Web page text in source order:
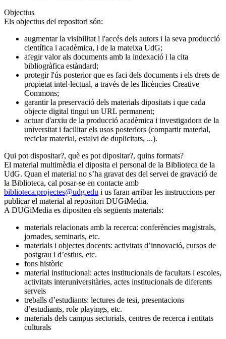
Objectius
Els objectius del repositori són:
augmentar la visibilitat i l'accés dels autors i la seva producció
científica i acadèmica, i de la mateixa UdG;
afegir valor als documents amb la indexació i la cita
bibliogràfica estàndard;
protegir l'ús posterior que es faci dels documents i els drets de
propietat intel·lectual, a través de les llicències Creative
Commons;
garantir la preservació dels materials dipositats i que cada
objecte digital tingui un URL permanent;
actuar d'arxiu de la producció acadèmica i investigadora de la
universitat i facilitar els usos posteriors (compartir material,
reciclar material, estalvi de duplicitats, ...).
Qui pot dispositar?, què es pot dipositar?, quins formats?
El material multimèdia el diposita el personal de la Biblioteca de la
UdG. Quan el material no s’ha gravat des del servei de gravació de
la Biblioteca, cal posar-se en contacte amb
biblioteca.projectes@udg.edu i us faran arribar les instruccions per
publicar el material al repositori DUGiMedia.
A DUGiMedia es dipositen els següents materials:
materials relacionats amb la recerca: conferències magistrals,
jornades, seminaris, etc.
materials i objectes docents: activitats d’innovació, cursos de
postgrau i d’estius, etc.
fons històric
material institucional: actes institucionals de facultats i escoles,
activitats interuniversitàries, actes institucionals de diferents
serveis
treballs d’estudiants: lectures de tesi, presentacions
d’estudiants, role playings, etc.
materials dels campus sectorials, centres de recerca i entitats
culturals